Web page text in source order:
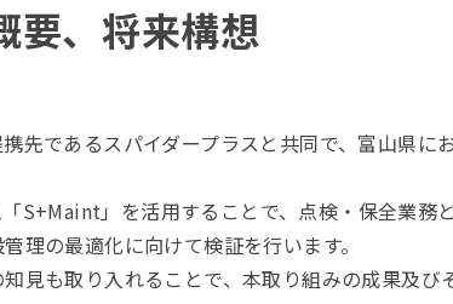
要、将来構想
先であるスパイダープラスと共同で、富山県に
S+Maint」を活用することで、点検・保全業務
理の最適化に向けて検証を行います。
見も取り入れることで、本取り組みの成果及